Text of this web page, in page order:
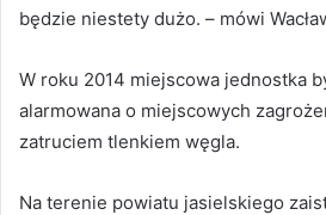
będzie niestety dużo. – mówi
W roku 2014 miejscowa jednostka
alarmowana o miejscowych
zatruciem tlenkiem węgla.
Na terenie powiatu jasielskiego